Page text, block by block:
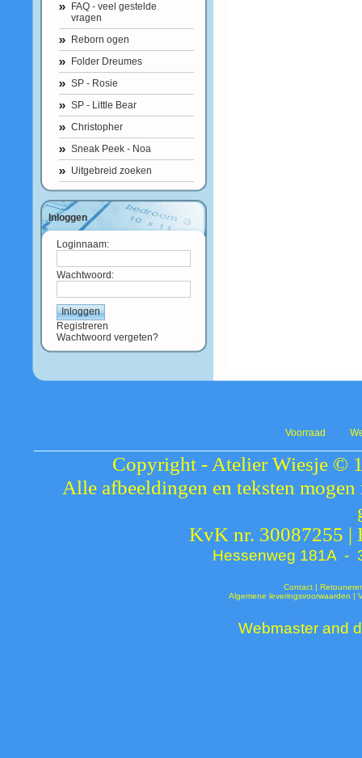
FAQ - veel gestelde
vragen
Reborn ogen
Folder Dreumes
SP - Rosie
SP - Little Bear
Christopher
Sneak Peek - Noa
Uitgebreid zoeken
Inloggen
Loginnaam:
Wachtwoord:
Registreren
Wachtwoord vergeten?
Voorraad
Copyright - Atelier Wiesje ©
Alle afbeeldingen en teksten
KvK nr. 30087255 |
Hessenweg 181A -
Contact|
Algemene leveringsvoorwaarden |
Webmaster and